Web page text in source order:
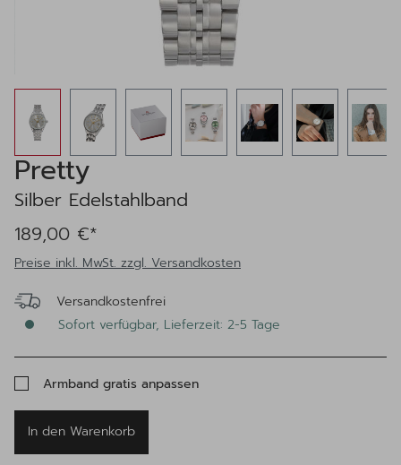
Pretty
Silber Edelstahlband
189,00 €*
Preise inkl. MwSt. zzgl. Versandkosten
Versandkostenfrei
Sofort verfügbar, Lieferzeit: 2-5 Tage
Armband gratis anpassen
In den Warenkorb